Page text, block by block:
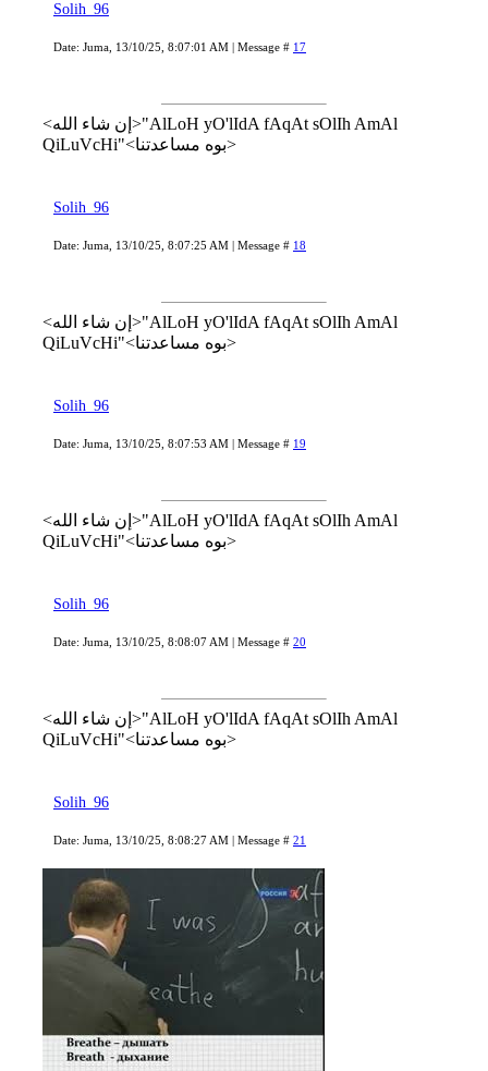
Solih_96
Date: Juma, 13/10/25, 8:07:01 AM | Message # 17
<إن شاء الله>"AlLoH yO'lIdA fAqAt sOlIh AmAl
QiLuVcHi"<بوه مساعدتنا>
Solih_96
Date: Juma, 13/10/25, 8:07:25 AM | Message # 18
<إن شاء الله>"AlLoH yO'lIdA fAqAt sOlIh AmAl
QiLuVcHi"<بوه مساعدتنا>
Solih_96
Date: Juma, 13/10/25, 8:07:53 AM | Message # 19
<إن شاء الله>"AlLoH yO'lIdA fAqAt sOlIh AmAl
QiLuVcHi"<بوه مساعدتنا>
Solih_96
Date: Juma, 13/10/25, 8:08:07 AM | Message # 20
<إن شاء الله>"AlLoH yO'lIdA fAqAt sOlIh AmAl
QiLuVcHi"<بوه مساعدتنا>
Solih_96
Date: Juma, 13/10/25, 8:08:27 AM | Message # 21